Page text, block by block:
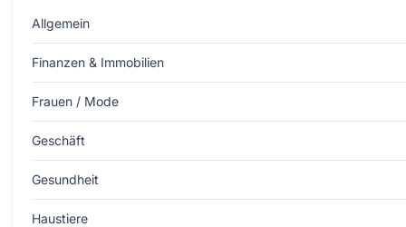
Allgemein
Finanzen & Immobilien
Frauen / Mode
Geschäft
Gesundheit
Haustiere